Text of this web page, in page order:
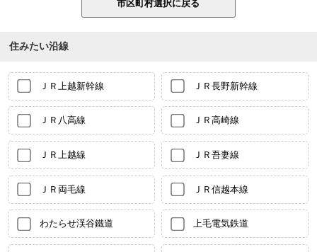
住みたい沿線
ＪＲ上越新幹線 ＪＲ長野新幹線
ＪＲ八高線 ＪＲ高崎線
ＪＲ上越線 ＪＲ吾妻線
ＪＲ両毛線 ＪＲ信越本線
わたらせ渓谷鐵道 上毛電気鉄道